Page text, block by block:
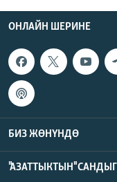
ОНЛАЙН ШЕРИНЕ
БИЗ ЖӨНҮНДӨ
"АЗАТТЫКТЫН"